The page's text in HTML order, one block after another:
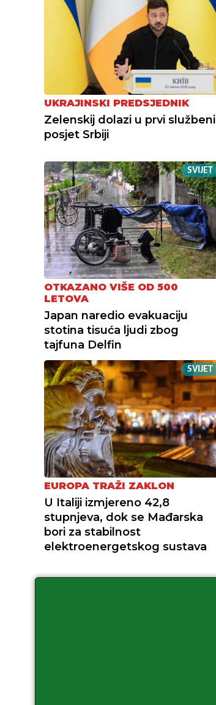
UKRAJINSKI PREDSJEDNIK
Zelenskij dolazi u prvi službeni
posjet Srbiji
SVIJET
OTKAZANO VIŠE OD 500
LETOVA
Japan naredio evakuaciju
stotina tisuća ljudi zbog
tajfuna Delfin
SVIJET
EUROPA TRAŽI ZAKLON
U Italiji izmjereno 42,8
stupnjeva, dok se Mađarska
bori za stabilnost
elektroenergetskog sustava